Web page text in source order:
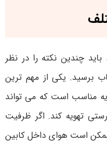
چندین نکته را در نظر
برسید. یکی از مهم ترین
مناسب است که می تواند
تهویه کند. اگر ظرفیت
ممکن است هوای داخل کابین